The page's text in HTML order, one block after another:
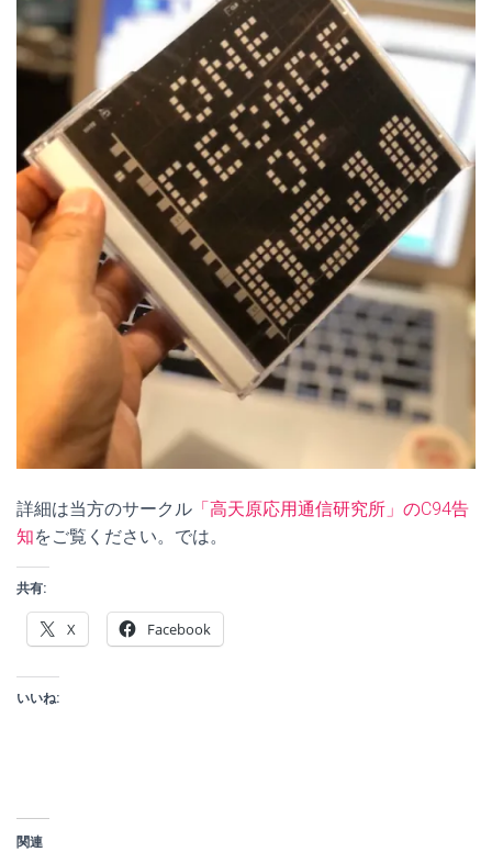
詳細は当方のサークル 「高天原応用通信研究所」のC94告
知をご覧ください。では。
共有:
X Facebook
いいね:
関連